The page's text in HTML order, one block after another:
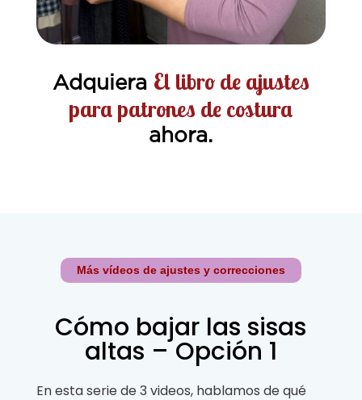
Adquiera El libro de ajustes
para patrones de costura
ahora.
Más vídeos de ajustes y correcciones
Cómo bajar las sisas
altas – Opción 1
En esta serie de 3 videos, hablamos de qué